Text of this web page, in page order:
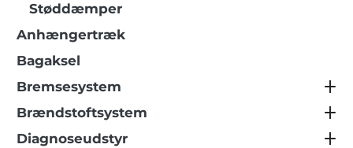
Støddæmper
Anhængertræk
Bagaksel
Bremsesystem
Brændstoftsystem
Diagnoseudstyr